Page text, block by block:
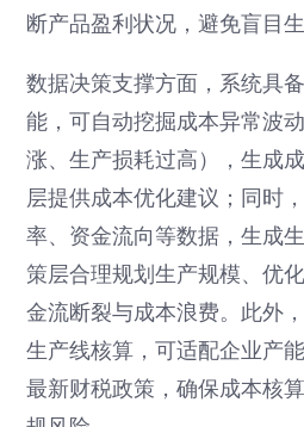
断产品盈利状况，避免盲目生
数据决策支撑方面，系统具
能，可自动挖掘成本异常波
涨、生产损耗过高），生成
层提供成本优化建议；同时
率、资金流向等数据，生成
策层合理规划生产规模、优
金流断裂与成本浪费。此外
生产线核算，可适配企业产
最新财税政策，确保成本核